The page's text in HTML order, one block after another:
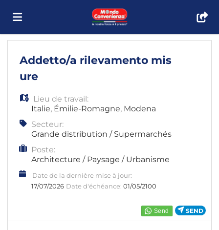
votre
CV
Connexion
Langue
EN
SEND
Addetto/a rilevamento mis
ure
Lieu de travail:
Italie, Émilie-Romagne, Modena
Secteur:
Grande distribution / Supermarchés
Poste:
Architecture / Paysage / Urbanisme
Date de la dernière mise à jour:
17/07/2026 Date d'échéance: 01/05/2100